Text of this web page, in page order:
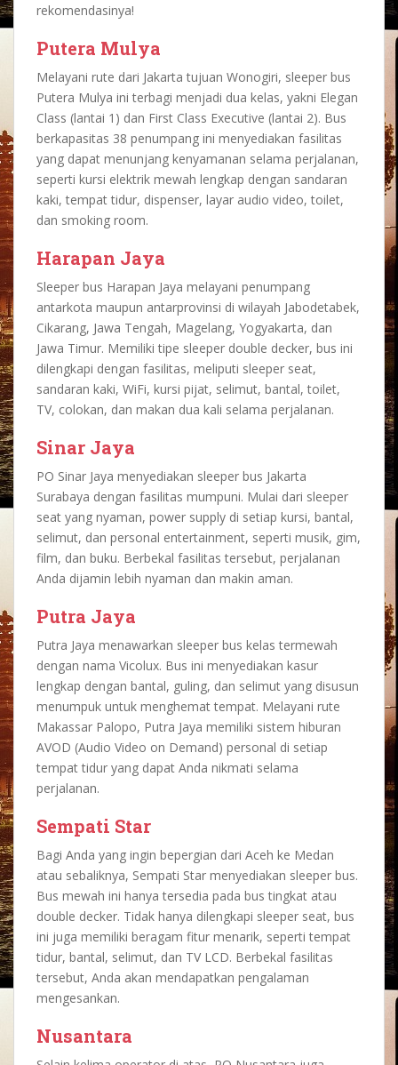
rekomendasinya!
Putera Mulya
Melayani rute dari Jakarta tujuan Wonogiri, sleeper bus
Putera Mulya ini terbagi menjadi dua kelas, yakni Elegan
Class (lantai 1) dan First Class Executive (lantai 2). Bus
berkapasitas 38 penumpang ini menyediakan fasilitas
yang dapat menunjang kenyamanan selama perjalanan,
seperti kursi elektrik mewah lengkap dengan sandaran
kaki, tempat tidur, dispenser, layar audio video, toilet,
dan smoking room.
Harapan Jaya
Sleeper bus Harapan Jaya melayani penumpang
antarkota maupun antarprovinsi di wilayah Jabodetabek,
Cikarang, Jawa Tengah, Magelang, Yogyakarta, dan
Jawa Timur. Memiliki tipe sleeper double decker, bus ini
dilengkapi dengan fasilitas, meliputi sleeper seat,
sandaran kaki, WiFi, kursi pijat, selimut, bantal, toilet,
TV, colokan, dan makan dua kali selama perjalanan.
Sinar Jaya
PO Sinar Jaya menyediakan sleeper bus Jakarta
Surabaya dengan fasilitas mumpuni. Mulai dari sleeper
seat yang nyaman, power supply di setiap kursi, bantal,
selimut, dan personal entertainment, seperti musik, gim,
film, dan buku. Berbekal fasilitas tersebut, perjalanan
Anda dijamin lebih nyaman dan makin aman.
Putra Jaya
Putra Jaya menawarkan sleeper bus kelas termewah
dengan nama Vicolux. Bus ini menyediakan kasur
lengkap dengan bantal, guling, dan selimut yang disusun
menumpuk untuk menghemat tempat. Melayani rute
Makassar Palopo, Putra Jaya memiliki sistem hiburan
AVOD (Audio Video on Demand) personal di setiap
tempat tidur yang dapat Anda nikmati selama
perjalanan.
Sempati Star
Bagi Anda yang ingin bepergian dari Aceh ke Medan
atau sebaliknya, Sempati Star menyediakan sleeper bus.
Bus mewah ini hanya tersedia pada bus tingkat atau
double decker. Tidak hanya dilengkapi sleeper seat, bus
ini juga memiliki beragam fitur menarik, seperti tempat
tidur, bantal, selimut, dan TV LCD. Berbekal fasilitas
tersebut, Anda akan mendapatkan pengalaman
mengesankan.
Nusantara